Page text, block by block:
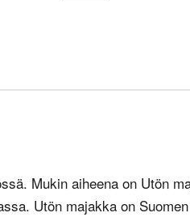
Mukin aiheena on Utön
Utön majakka on